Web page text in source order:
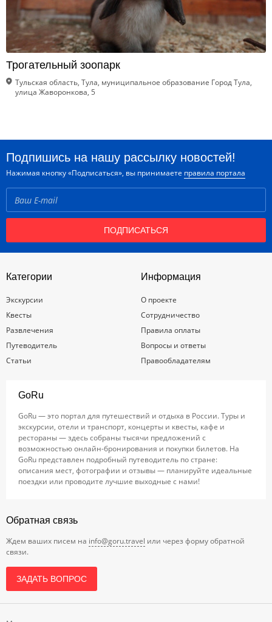
Трогательный зоопарк
Тульская область, Тула, муниципальное образование Город Тула,
улица Жаворонкова, 5
Подпишись на нашу рассылку новостей!
Нажимая кнопку «Подписаться», вы принимаете правила портала
ПОДПИСАТЬСЯ
Категории
Экскурсии
Квесты
Развлечения
Путеводитель
Статьи
Информация
О проекте
Сотрудничество
Правила оплаты
Вопросы и ответы
Правообладателям
GoRu
GoRu — это портал для путешествий и отдыха в России. Туры и
экскурсии, отели и транспорт, концерты и квесты, кафе и
рестораны — здесь собраны тысячи предложений с
возможностью онлайн-бронирования и покупки билетов. На
GoRu представлен подробный путеводитель по стране:
описания мест, фотографии и отзывы — планируйте идеальные
поездки или проводите лучшие выходные с нами!
Обратная связь
Ждем ваших писем на info@goru.travel или через форму обратной
связи.
ЗАДАТЬ ВОПРОС